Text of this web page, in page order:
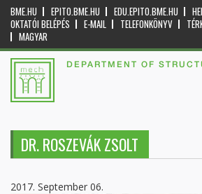
BME.HU EPITO.BME.HU EDU.EPITO.BME.HU
OKTATÓI BELÉPÉS
E-MAIL TELEFONKÖNYV
MAGYAR
DEPARTMENT OF
DR. ROSZEVÁK ZSOLT
2017. September 06.